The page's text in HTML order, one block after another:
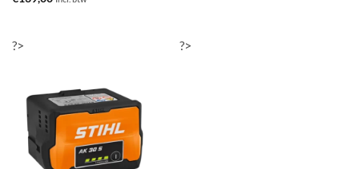
?> ?>